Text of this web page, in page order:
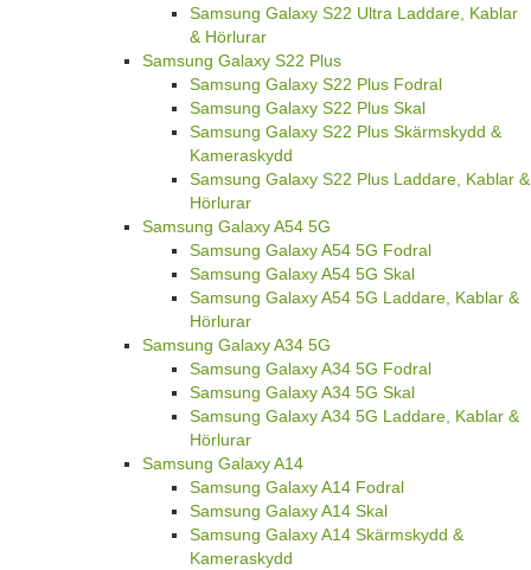
Samsung Galaxy S22 Ultra Laddare, Kablar
& Hörlurar
Samsung Galaxy S22 Plus
Samsung Galaxy S22 Plus Fodral
Samsung Galaxy S22 Plus Skal
Samsung Galaxy S22 Plus Skärmskydd &
Kameraskydd
Samsung Galaxy S22 Plus Laddare, Kablar &
Hörlurar
Samsung Galaxy A54 5G
Samsung Galaxy A54 5G Fodral
Samsung Galaxy A54 5G Skal
Samsung Galaxy A54 5G Laddare, Kablar &
Hörlurar
Samsung Galaxy A34 5G
Samsung Galaxy A34 5G Fodral
Samsung Galaxy A34 5G Skal
Samsung Galaxy A34 5G Laddare, Kablar &
Hörlurar
Samsung Galaxy A14
Samsung Galaxy A14 Fodral
Samsung Galaxy A14 Skal
Samsung Galaxy A14 Skärmskydd &
Kameraskydd